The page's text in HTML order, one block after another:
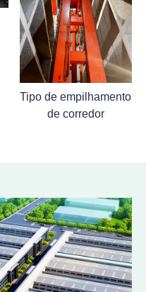
Tipo de empilhamento
de corredor